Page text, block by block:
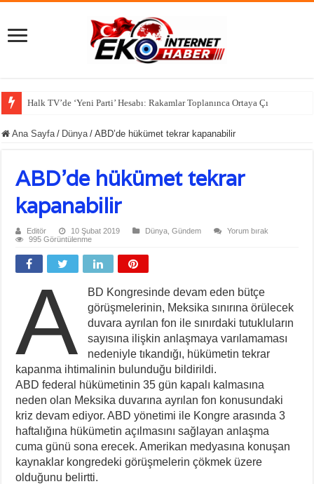
Ana Sayfa / Dünya / ABD’de hükümet tekrar kapanabilir
ABD’de hükümet tekrar
kapanabilir
Editör 10 Şubat 2019 Dünya ,Gündem
Yorum bırak
995 Görüntülenme
A
BD Kongresinde devam eden bütçe
görüşmelerinin, Meksika sınırına örülecek
duvara ayrılan fon ile sınırdaki tutukluların
sayısına ilişkin anlaşmaya varılamaması
nedeniyle tıkandığı, hükümetin tekrar
kapanma ihtimalinin bulunduğu bildirildi.
ABD federal hükümetinin 35 gün kapalı kalmasına
neden olan Meksika duvarına ayrılan fon konusundaki
kriz devam ediyor. ABD yönetimi ile Kongre arasında 3
haftalığına hükümetin açılmasını sağlayan anlaşma
cuma günü sona erecek. Amerikan medyasına konuşan
kaynaklar kongredeki görüşmelerin çökmek üzere
olduğunu belirtti.